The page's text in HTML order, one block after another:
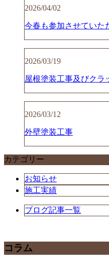
2026/04/02
今春も参加させていた
2026/03/19
屋根塗装工事及びクラ
2026/03/12
外壁塗装工事
カテゴリー
お知らせ
施工実績
ブログ記事一覧
コラム